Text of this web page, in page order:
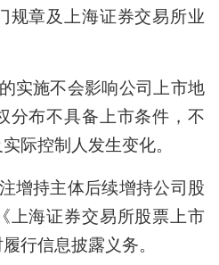
规章及上海证券交易所业
实施不会影响公司上市地
分布不具备上市条件，不
际控制人发生变化。
增持主体后续增持公司股
上海证券交易所股票上市
行信息披露义务。